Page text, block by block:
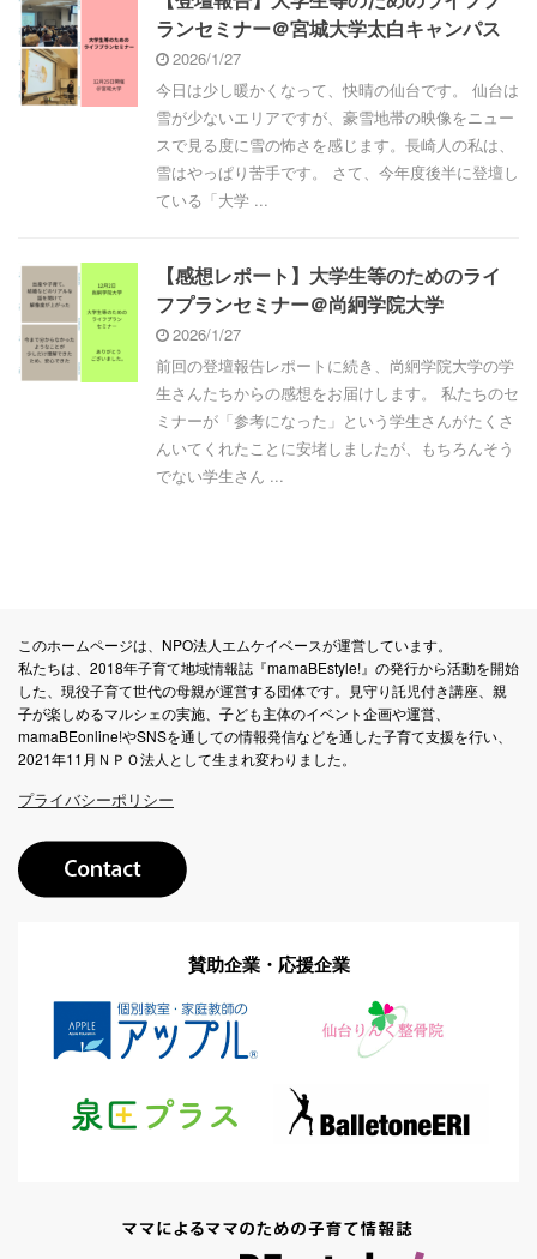
ランセミナー＠宮城大学太白キャンパス
2026/1/27
今日は少し暖かくなって、快晴の仙台です。 仙台は
雪が少ないエリアですが、豪雪地帯の映像をニュー
スで見る度に雪の怖さを感じます。長崎人の私は、
雪はやっぱり苦手です。 さて、今年度後半に登壇し
ている「大学 ...
【感想レポート】大学生等のためのライ
フプランセミナー＠尚絅学院大学
2026/1/27
前回の登壇報告レポートに続き、尚絅学院大学の学
生さんたちからの感想をお届けします。 私たちのセ
ミナーが「参考になった」という学生さんがたくさ
んいてくれたことに安堵しましたが、もちろんそう
でない学生さん ...
このホームページは、NPO法人エムケイベースが運営しています。
私たちは、2018年子育て地域情報誌『mamaBEstyle!』の発行から活動を開始
した、現役子育て世代の母親が運営する団体です。見守り託児付き講座、親
子が楽しめるマルシェの実施、子ども主体のイベント企画や運営、
mamaBEonline!やSNSを通しての情報発信などを通した子育て支援を行い、
2021年11月ＮＰＯ法人として生まれ変わりました。
プライバシーポリシー
賛助企業・応援企業